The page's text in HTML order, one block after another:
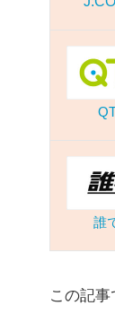
誰
この記